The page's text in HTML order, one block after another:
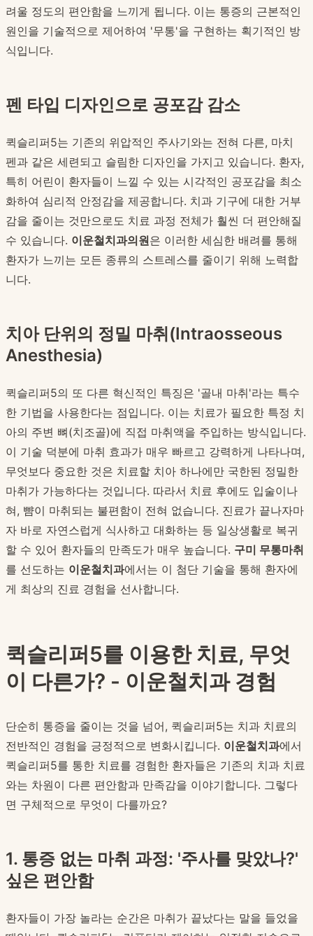
려울 정도의 편안함을 느끼게 됩니다. 이는 통증의 근본적인
원인을 기술적으로 제어하여 '무통'을 구현하는 획기적인 방
식입니다.
펜 타입 디자인으로 공포감 감소
퀵슬리퍼5는 기존의 위압적인 주사기와는 전혀 다른, 마치
펜과 같은 세련되고 슬림한 디자인을 가지고 있습니다. 환자,
특히 어린이 환자들이 느낄 수 있는 시각적인 공포감을 최소
화하여 심리적 안정감을 제공합니다. 치과 기구에 대한 거부
감을 줄이는 것만으로도 치료 과정 전체가 훨씬 더 편안해질
수 있습니다. 이운철치과의원은 이러한 세심한 배려를 통해
환자가 느끼는 모든 종류의 스트레스를 줄이기 위해 노력합
니다.
치아 단위의 정밀 마취(Intraosseous
Anesthesia)
퀵슬리퍼5의 또 다른 혁신적인 특징은 '골내 마취'라는 특수
한 기법을 사용한다는 점입니다. 이는 치료가 필요한 특정 치
아의 주변 뼈(치조골)에 직접 마취액을 주입하는 방식입니다.
이 기술 덕분에 마취 효과가 매우 빠르고 강력하게 나타나며,
무엇보다 중요한 것은 치료할 치아 하나에만 국한된 정밀한
마취가 가능하다는 것입니다. 따라서 치료 후에도 입술이나
혀, 뺨이 마취되는 불편함이 전혀 없습니다. 진료가 끝나자마
자 바로 자연스럽게 식사하고 대화하는 등 일상생활로 복귀
할 수 있어 환자들의 만족도가 매우 높습니다. 구미 무통마취
를 선도하는 이운철치과에서는 이 첨단 기술을 통해 환자에
게 최상의 진료 경험을 선사합니다.
퀵슬리퍼5를 이용한 치료, 무엇
이 다른가? - 이운철치과 경험
단순히 통증을 줄이는 것을 넘어, 퀵슬리퍼5는 치과 치료의
전반적인 경험을 긍정적으로 변화시킵니다. 이운철치과에서
퀵슬리퍼5를 통한 치료를 경험한 환자들은 기존의 치과 치료
와는 차원이 다른 편안함과 만족감을 이야기합니다. 그렇다
면 구체적으로 무엇이 다를까요?
1. 통증 없는 마취 과정: '주사를 맞았나?'
싶은 편안함
환자들이 가장 놀라는 순간은 마취가 끝났다는 말을 들었을